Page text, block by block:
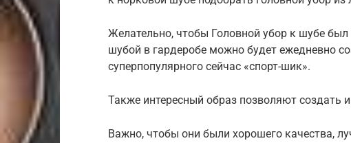
Желательно, чтобы Головной убор к шубе был
шубой в гардеробе можно будет ежедневно
суперпопулярного сейчас «спорт-шик».
Также интересный образ позволяют создать
Важно, чтобы они были хорошего качества,